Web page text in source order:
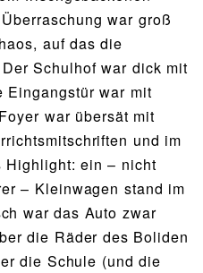
war groß
auf das die
Schulhof war dick mit
Eingangstür war mit
war übersät mit
und im
Highlight: ein – nicht
– Kleinwagen stand im
war das Auto zwar
die Räder des Boliden
die Schule (und die